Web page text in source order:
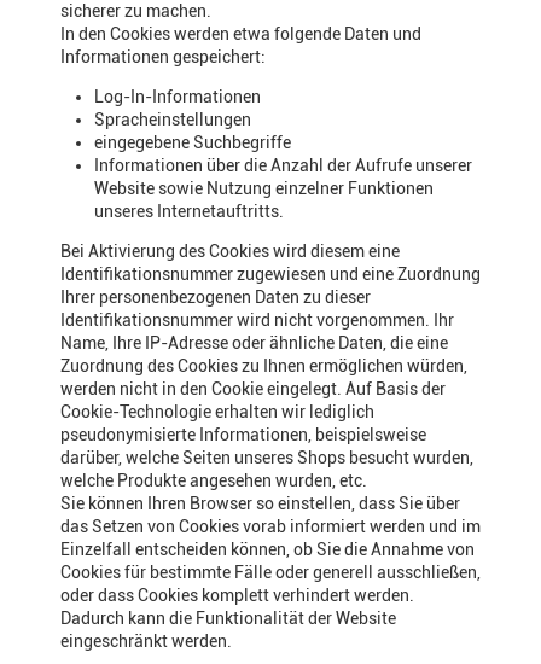
sicherer zu machen.
In den Cookies werden etwa folgende Daten und
Informationen gespeichert:
Log-In-Informationen
Spracheinstellungen
eingegebene Suchbegriffe
Informationen über die Anzahl der Aufrufe unserer
Website sowie Nutzung einzelner Funktionen
unseres Internetauftritts.
Bei Aktivierung des Cookies wird diesem eine
Identifikationsnummer zugewiesen und eine Zuordnung
Ihrer personenbezogenen Daten zu dieser
Identifikationsnummer wird nicht vorgenommen. Ihr
Name, Ihre IP-Adresse oder ähnliche Daten, die eine
Zuordnung des Cookies zu Ihnen ermöglichen würden,
werden nicht in den Cookie eingelegt. Auf Basis der
Cookie-Technologie erhalten wir lediglich
pseudonymisierte Informationen, beispielsweise
darüber, welche Seiten unseres Shops besucht wurden,
welche Produkte angesehen wurden, etc.
Sie können Ihren Browser so einstellen, dass Sie über
das Setzen von Cookies vorab informiert werden und im
Einzelfall entscheiden können, ob Sie die Annahme von
Cookies für bestimmte Fälle oder generell ausschließen,
oder dass Cookies komplett verhindert werden.
Dadurch kann die Funktionalität der Website
eingeschränkt werden.